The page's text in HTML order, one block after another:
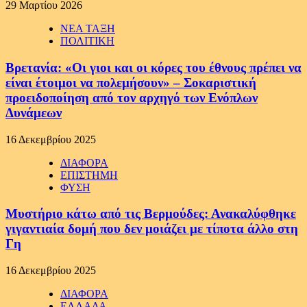
29 Μαρτίου 2026
ΝΕΑ ΤΑΞΗ
ΠΟΛΙΤΙΚΗ
Βρετανία: «Οι γιοι και οι κόρες του έθνους πρέπει να
είναι έτοιμοι να πολεμήσουν» – Σοκαριστική
προειδοποίηση από τον αρχηγό των Ενόπλων
Δυνάμεων
16 Δεκεμβρίου 2025
ΔΙΑΦΟΡΑ
ΕΠΙΣΤΗΜΗ
ΦΥΣΗ
Μυστήριο κάτω από τις Βερμούδες: Ανακαλύφθηκε
γιγαντιαία δομή που δεν μοιάζει με τίποτα άλλο στη
Γη
16 Δεκεμβρίου 2025
ΔΙΑΦΟΡΑ